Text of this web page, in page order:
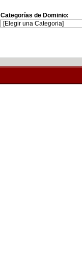
Categorías de Dominio: